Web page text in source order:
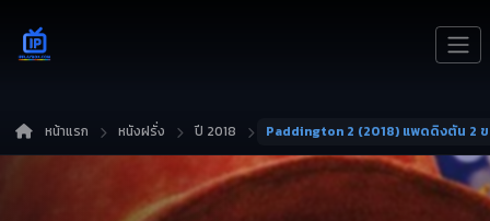
หน้าแรก หนังฝรั่ง ปี 2018